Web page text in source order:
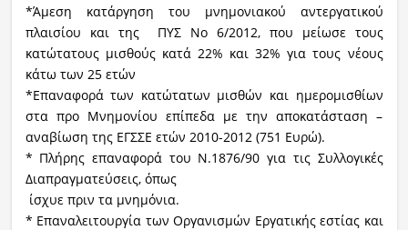
*Άμεση κατάργηση του μνημονιακού αντεργατικού
πλαισίου και της ΠΥΣ Νο 6/2012, που μείωσε τους
κατώτατους μισθούς κατά 22% και 32% για τους νέους
κάτω των 25 ετών
*Επαναφορά των κατώτατων μισθών και ημερομισθίων
στα προ Μνημονίου επίπεδα με την αποκατάσταση –
αναβίωση της ΕΓΣΣΕ ετών 2010-2012 (751 Ευρώ).
* Πλήρης επαναφορά του Ν.1876/90 για τις Συλλογικές
Διαπραγματεύσεις, όπως
ίσχυε πριν τα μνημόνια.
* Επαναλειτουργία των Οργανισμών Εργατικής εστίας και